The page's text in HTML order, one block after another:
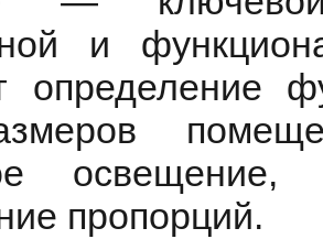
и
определение
пропорций.